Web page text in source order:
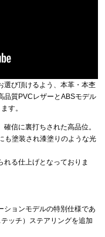
選び頂けるよう、本革・本杢
品質PVCレザーとABSモデル
す。
信に裏打ちされた高品位。
も塗装され漆塗りのような光
る仕上げとなっておりま
ションモデルの特別仕様であ
ッチ）ステアリングを追加